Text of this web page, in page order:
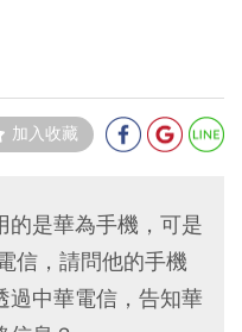
加入收藏
的是華為手機，可是
信，請問他的手機
過中華電信，告知華